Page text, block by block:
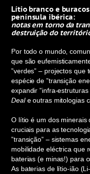
Lítio branco e
península ibérica:
notas em torno da
destruição do
Por todo o mundo,
que são
”verdes” – projectos que
espécie de ”transição
expandir ”infra-
Deale outras mitologias
O lítio é um dos minerais
cruciais para as
”transição” – sistemas
mobilidade eléctrica que
baterias (e minas!) para
As baterias de lítio-ião